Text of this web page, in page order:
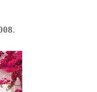
.